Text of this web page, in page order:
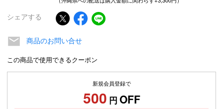
シェアする
商品のお問い合せ
この商品で使用できるクーポン
新規会員登録で
500 円 OFF